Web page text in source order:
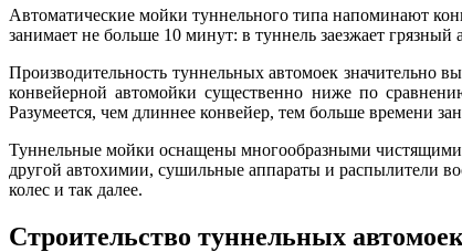
Автоматические мойки туннельного типа напоминают
занимает не больше 10 минут: в туннель заезжает
Производительность туннельных автомоек значительно
конвейерной автомойки существенно ниже по
Разумеется, чем длиннее конвейер, тем больше времени
Туннельные мойки оснащены многообразными
другой автохимии, сушильные аппараты и распылители
колес и так далее.
Строительство туннельных автомоек